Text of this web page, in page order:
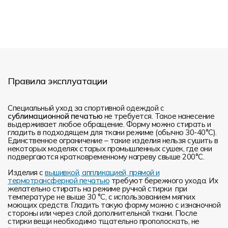
Правила эксплуатации
Специальный уход за спортивной одеждой с
сублимационной печатью не требуется. Такое нанесение
выдерживает любое обращение. Форму можно стирать и
гладить в подходящем для ткани режиме (обычно 30-40°С).
Единственное ограничение – такие изделия нельзя сушить в
некоторых моделях старых промышленных сушек, где они
подвергаются кратковременному нагреву свыше 200°С.
Изделия с вышивкой, аппликацией, прямой и
термотрансферной печатью требуют бережного ухода. Их
желательно стирать на режиме ручной стирки при
температуре не выше 30 °C, с использованием мягких
моющих средств. Гладить такую форму можно с изнаночной
стороны или через слой дополнительной ткани. После
стирки вещи необходимо тщательно прополоскать, не